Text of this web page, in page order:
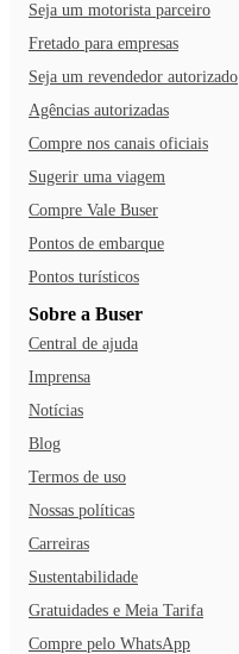
Seja um motorista parceiro
Fretado para empresas
Seja um revendedor autorizado
Agências autorizadas
Compre nos canais oficiais
Sugerir uma viagem
Compre Vale Buser
Pontos de embarque
Pontos turísticos
Sobre a Buser
Central de ajuda
Imprensa
Notícias
Blog
Termos de uso
Nossas políticas
Carreiras
Sustentabilidade
Gratuidades e Meia Tarifa
Compre pelo WhatsApp